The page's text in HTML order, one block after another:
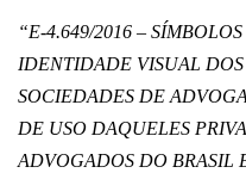
“E-4.649/2016 –
IDENTIDADE VISUAL
SOCIEDADES DE
DE USO DAQUELES
ADVOGADOS DO BRASIL